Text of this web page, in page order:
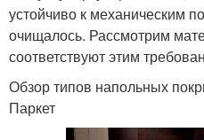
устойчиво к механическим
очищалось. Рассмотрим
соответствуют этим
Обзор типов напольных
Паркет